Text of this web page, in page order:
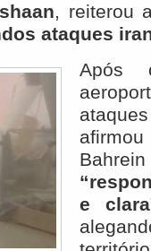
, reiterou
ataques
Após
e clara